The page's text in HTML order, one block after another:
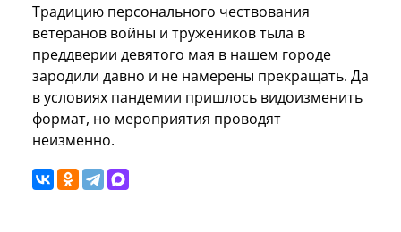
Традицию персонального чествования
ветеранов войны и тружеников тыла в
преддверии девятого мая в нашем городе
зародили давно и не намерены прекращать. Да
в условиях пандемии пришлось видоизменить
формат, но мероприятия проводят
неизменно.